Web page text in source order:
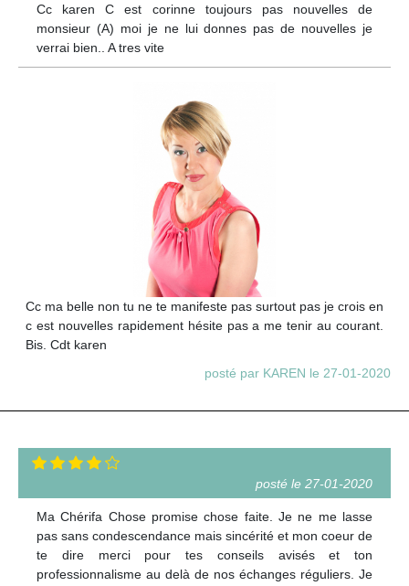
Cc karen C est corinne toujours pas nouvelles de
monsieur (A) moi je ne lui donnes pas de nouvelles je
verrai bien.. A tres vite
Cc ma belle non tu ne te manifeste pas surtout pas je crois en
c est nouvelles rapidement hésite pas a me tenir au courant.
Bis. Cdt karen
posté par KAREN le 27-01-2020
posté le 27-01-2020
Ma Chérifa Chose promise chose faite. Je ne me lasse
pas sans condescendance mais sincérité et mon coeur de
te dire merci pour tes conseils avisés et ton
professionnalisme au delà de nos échanges réguliers. Je